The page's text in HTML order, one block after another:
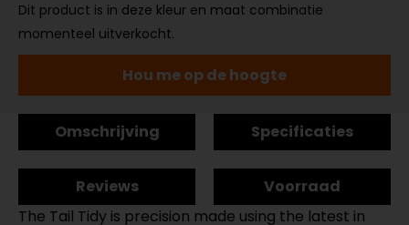
Dit product is in deze kleur en maat combinatie
momenteel uitverkocht.
Hou me op de hoogte
Omschrijving Specificaties
Reviews
Voorraad
The Tail Tidy is precision made using the latest in